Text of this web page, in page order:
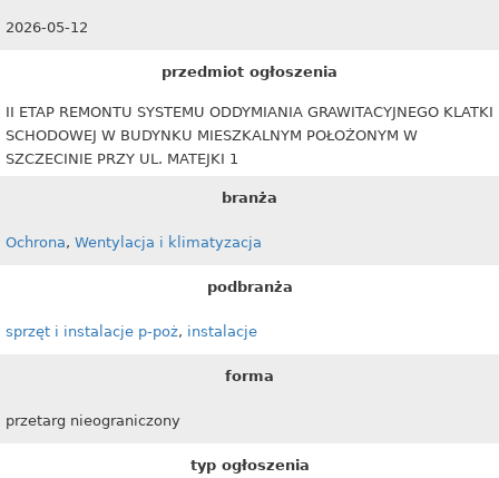
2026-05-12
przedmiot ogłoszenia
II ETAP REMONTU SYSTEMU ODDYMIANIA GRAWITACYJNEGO KLATKI
SCHODOWEJ W BUDYNKU MIESZKALNYM POŁOŻONYM W
SZCZECINIE PRZY UL. MATEJKI 1
branża
Ochrona, Wentylacja i klimatyzacja
podbranża
sprzęt i instalacje p-poż, instalacje
forma
przetarg nieograniczony
typ ogłoszenia